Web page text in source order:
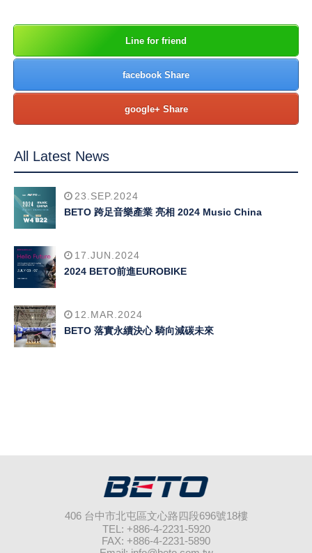
Line for friend
facebook Share
google+ Share
All Latest News
23.SEP.2024
BETO 跨足音樂產業 亮相 2024 Music China
17.JUN.2024
2024 BETO前進EUROBIKE
12.MAR.2024
BETO 落實永續決心 騎向減碳未來
406 台中市北屯區文心路四段696號18樓
TEL: +886-4-2231-5920
FAX: +886-4-2231-5890